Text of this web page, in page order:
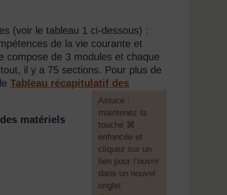
(voir le tableau 1 ci-dessous) :
de la vie courante et
compose de 3 modules et chaque
il y a 75 sections. Pour plus de
leTableau récapitulatif des
[
Astuce :
maintenez la
touche ⌘
enfoncée et
cliquez sur un
lien pour l’ouvrir
dans un nouvel
onglet
matériels